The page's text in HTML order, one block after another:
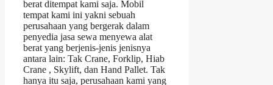
berat ditempat kami saja. Mobil
tempat kami ini yakni sebuah
perusahaan yang bergerak dalam
penyedia jasa sewa menyewa alat
berat yang berjenis-jenis jenisnya
antara lain: Tak Crane, Forklip, Hiab
Crane , Skylift, dan Hand Pallet. Tak
hanya itu saja, perusahaan kami yang